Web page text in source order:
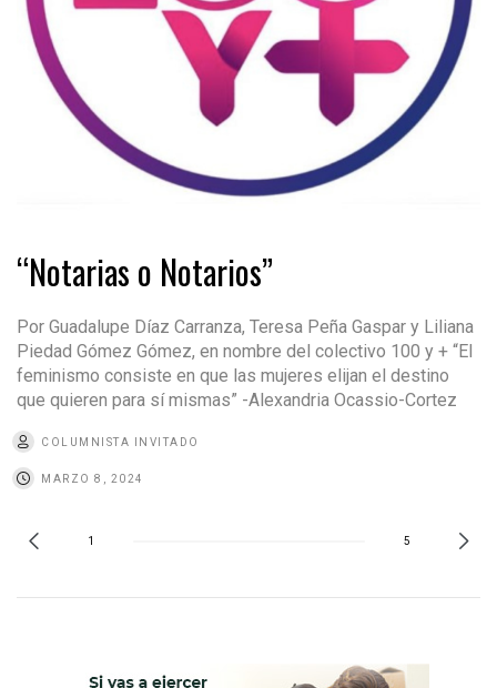
“Notarias o Notarios”
Por Guadalupe Díaz Carranza, Teresa Peña Gaspar y Liliana
Piedad Gómez Gómez, en nombre del colectivo 100 y + “El
feminismo consiste en que las mujeres elijan el destino
que quieren para sí mismas” -Alexandria Ocassio-Cortez
COLUMNISTA INVITADO
MARZO 8, 2024
1 5